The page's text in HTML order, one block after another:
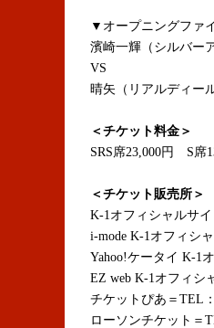
▼オープニングファ
濱崎一輝（シルバー
VS
晴矢（リアルディー
＜チケット料金＞
SRS席23,000円 S席
＜チケット販売所＞
K-1オフィシャルサ
i-mode K-1オフィシ
Yahoo!ケータイ K-1
EZ web K-1オフィシ
チケットぴあ＝TEL
ローソンチケット＝